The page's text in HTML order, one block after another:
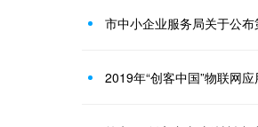
2019年“创客中国”物联网